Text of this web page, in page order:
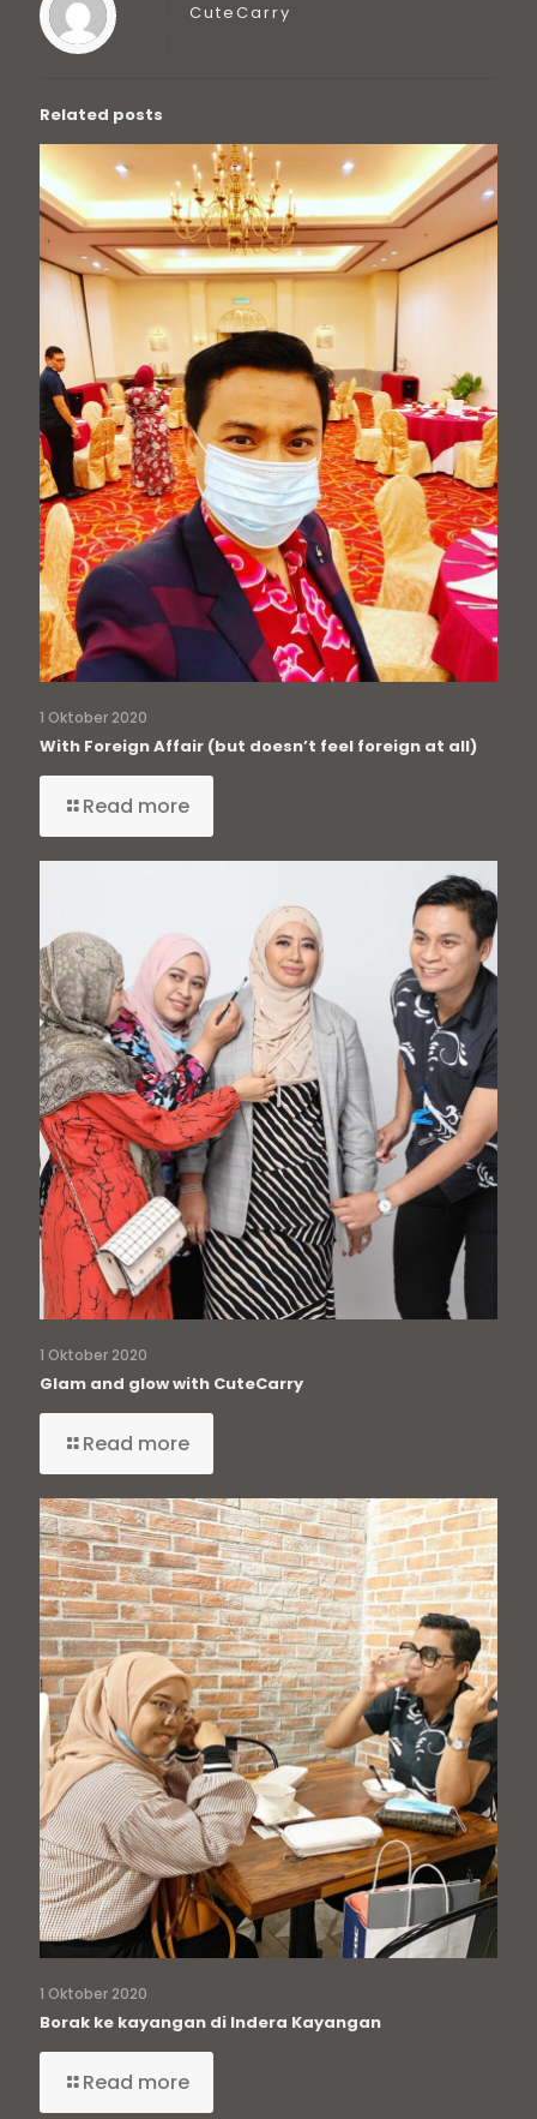
CuteCarry
Related posts
1 Oktober 2020
With Foreign Affair (but doesn’t feel foreign at all)
Read more
1 Oktober 2020
Glam and glow with CuteCarry
Read more
1 Oktober 2020
Borak ke kayangan di Indera Kayangan
Read more